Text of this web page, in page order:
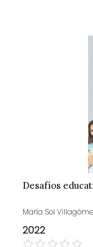
Desafíos
María Sol
2022